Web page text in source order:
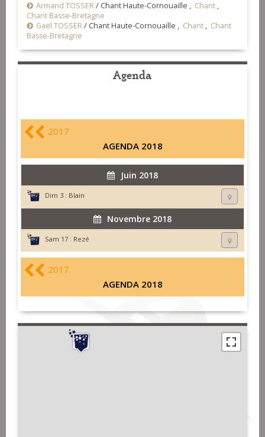
Armand TOSSER/ Chant Haute-Cornouaille , Chant ,
Chant Basse-Bretagne
Gaël TOSSER/ Chant Haute-Cornouaille , Chant , Chant
Basse-Bretagne
Agenda
2017
AGENDA 2018
Juin 2018
Dim 3 : Blain
Novembre 2018
Sam 17 : Rezé
2017
AGENDA 2018